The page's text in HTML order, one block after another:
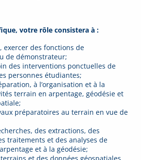
votre rôle consistera à :
exercer des fonctions de
de démonstrateur;
des interventions ponctuelles de
personnes étudiantes;
à l’organisation et à la
terrain en arpentage, géodésie et
préparatoires au terrain en vue de
des extractions, des
traitements et des analyses de
et à la géodésie;